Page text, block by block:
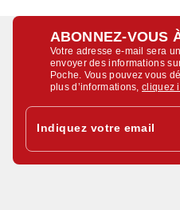
ABONNEZ-VOUS
Votre adresse e-mail sera
envoyer des informations
Poche. Vous pouvez vous
plus d’informations,cliquez
Indiquez votre email